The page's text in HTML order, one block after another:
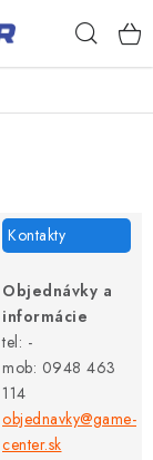
Kontakty
Objednávky a
informácie
tel: -
mob: 0948 463
114
objednavky@game-
center.sk